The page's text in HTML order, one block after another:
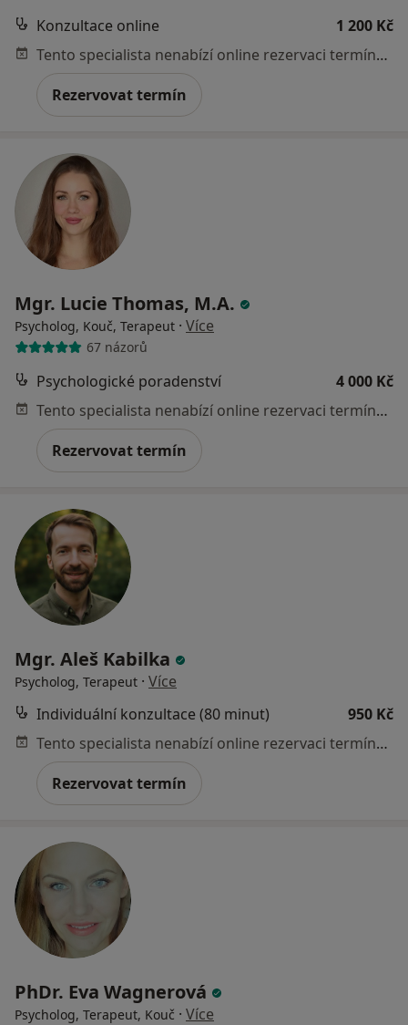
Konzultace online
1 200 Kč
Tento specialista nenabízí online rezervaci termínu na této adrese.
Rezervovat termín
Mgr. Lucie Thomas, M.A.
Psycholog, Kouč, Terapeut · Více
67 názorů
Psychologické poradenství
4 000 Kč
Tento specialista nenabízí online rezervaci termínu na této adrese.
Rezervovat termín
Mgr. Aleš Kabilka
Psycholog, Terapeut · Více
Individuální konzultace (80 minut)
950 Kč
Tento specialista nenabízí online rezervaci termínu na této adrese.
Rezervovat termín
PhDr. Eva Wagnerová
Psycholog, Terapeut, Kouč · Více